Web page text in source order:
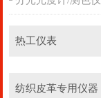
热工仪表
纺织皮革专用仪器